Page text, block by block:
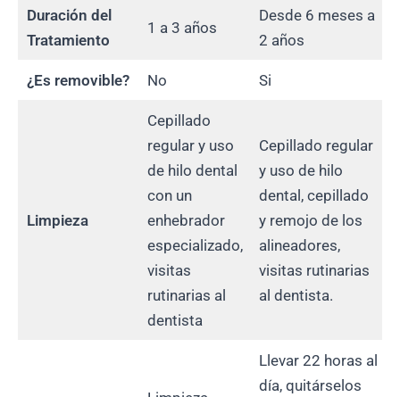
Duración del
Tratamiento
1 a 3 años
Desde 6 meses a
2 años
¿Es removible? No Si
Limpieza
Cepillado
regular y uso
de hilo dental
con un
enhebrador
especializado,
visitas
rutinarias al
dentista
Cepillado regular
y uso de hilo
dental, cepillado
y remojo de los
alineadores,
visitas rutinarias
al dentista.
Llevar 22 horas al
día, quitárselos